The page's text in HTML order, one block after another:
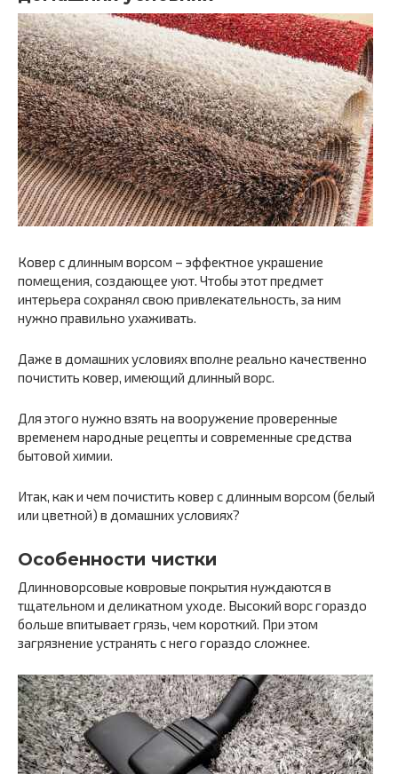
Ковер с длинным ворсом – эффектное украшение
помещения, создающее уют. Чтобы этот предмет
интерьера сохранял свою привлекательность, за ним
нужно правильно ухаживать.
Даже в домашних условиях вполне реально качественно
почистить ковер, имеющий длинный ворс.
Для этого нужно взять на вооружение проверенные
временем народные рецепты и современные средства
бытовой химии.
Итак, как и чем почистить ковер с длинным ворсом (белый
или цветной) в домашних условиях?
Особенности чистки
Длинноворсовые ковровые покрытия нуждаются в
тщательном и деликатном уходе. Высокий ворс гораздо
больше впитывает грязь, чем короткий. При этом
загрязнение устранять с него гораздо сложнее.